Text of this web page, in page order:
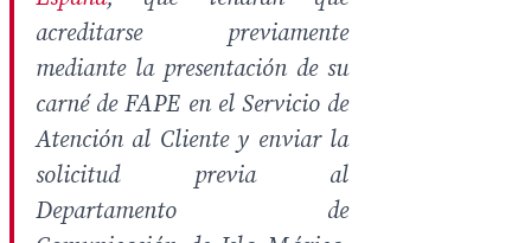
acreditarse previamente
mediante la presentación de su
carné de FAPE en el Servicio de
Atención al Cliente y enviar la
solicitud previa al
Departamento de